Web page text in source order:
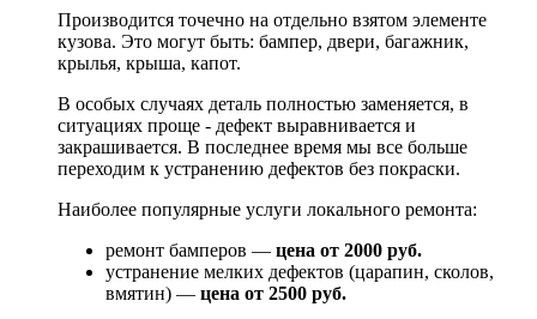
Производится точечно на отдельно взятом элементе
кузова. Это могут быть: бампер, двери, багажник,
крылья, крыша, капот.
В особых случаях деталь полностью заменяется, в
ситуациях проще - дефект выравнивается и
закрашивается. В последнее время мы все больше
переходим к устранению дефектов без покраски.
Наиболее популярные услуги локального ремонта:
ремонт бамперов — цена от 2000 руб.
устранение мелких дефектов (царапин, сколов,
вмятин) — цена от 2500 руб.